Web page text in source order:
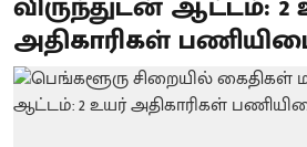
அதிகாரிகள்